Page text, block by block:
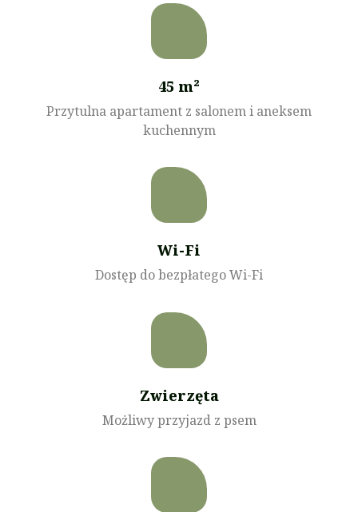
45 m²
Przytulna apartament z salonem i aneksem
kuchennym
Wi-Fi
Dostęp do bezpłatego Wi-Fi
Zwierzęta
Możliwy przyjazd z psem